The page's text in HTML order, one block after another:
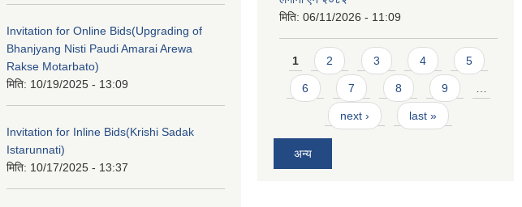
Invitation for Online Bids(Upgrading of
Bhanjyang Nisti Paudi Amarai Arewa
Rakse Motarbato)
मिति: 10/19/2025 - 13:09
Invitation for Inline Bids(Krishi Sadak
Istarunnati)
मिति: 10/17/2025 - 13:37
मिति: 06/11/2026 - 11:09
Pages
1 2 3 4 5
6 7 8 9 …
next › last »
अन्य